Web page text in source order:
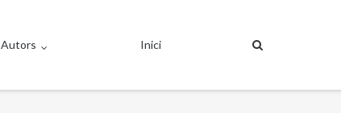
Autors Inici